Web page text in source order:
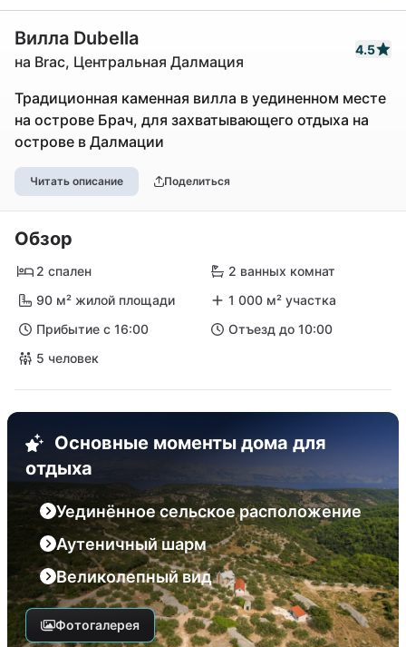
Вилла Dubella
на Brac, Центральная Далмация
4.5
Традиционная каменная вилла в уединенном месте
на острове Брач, для захватывающего отдыха на
острове в Далмации
Читать описание Поделиться
Обзор
2 спален
2 ванных комнат
90 м² жилой площади
1 000 м² участка
Прибытие с 16:00
Отъезд до 10:00
5 человек
Основные моменты дома для
отдыха
Уединённое сельское расположение
Аутеничный шарм
Великолепный вид
Фотогалерея